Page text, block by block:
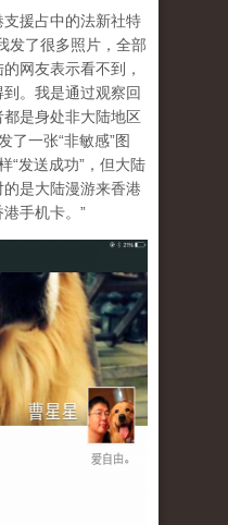
援占中的法新社特
发了很多照片，全部
网友表示看不到，
。我是通过观察回
是身处非大陆地区
了一张“非敏感”图
“发送成功”，但大陆
是大陆漫游来香港
手机卡。”